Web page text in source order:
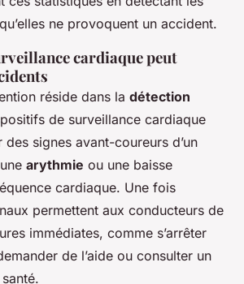
ne provoquent un accident.
cardiaque peut
réside dans la détection
de surveillance cardiaque
signes avant-coureurs d’un
arythmie ou une baisse
cardiaque. Une fois
permettent aux conducteurs de
immédiates, comme s’arrêter
de l’aide ou consulter un